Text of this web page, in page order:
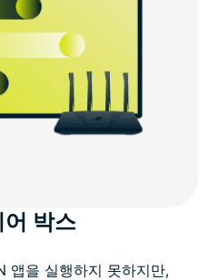
박스
앱을 실행하지 못하지만,